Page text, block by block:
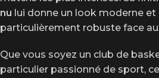
nu lui donne un look moderne
particulièrement robuste face
Que vous soyez un club de
particulier passionné de sport,